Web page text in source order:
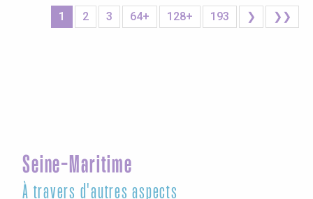
1 2 3 64+ 128+ 193 ❯ ❯❯
Seine-Maritime
À travers d'autres aspects